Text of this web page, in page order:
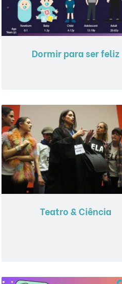
Dormir para ser feliz
Teatro & Ciência